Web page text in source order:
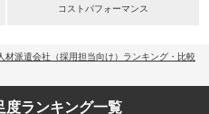
コストパフォーマンス
材派遣会社（採用担当向け）ランキング・比較
度ランキング一覧